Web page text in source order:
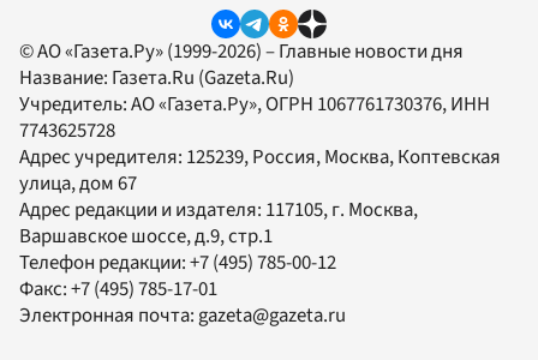
© АО «Газета.Ру» (1999-2026) – Главные новости дня
Название: Газета.Ru (Gazeta.Ru)
Учредитель:АО «Газета.Ру», ОГРН 1067761730376, ИНН
7743625728
Адрес учредителя: 125239, Россия, Москва, Коптевская
улица, дом 67
Адрес редакции и издателя: 117105, г. Москва,
Варшавское шоссе, д.9, стр.1
Телефон редакции:+7 (495) 785-00-12
Факс:+7 (495) 785-17-01
Электронная почта: gazeta@gazeta.ru